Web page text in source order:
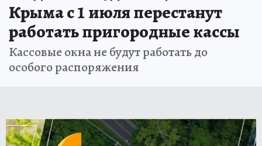
Крыма с 1 июля перестанут
работать пригородные кассы
Кассовые окна не будут работать до
особого распоряжения